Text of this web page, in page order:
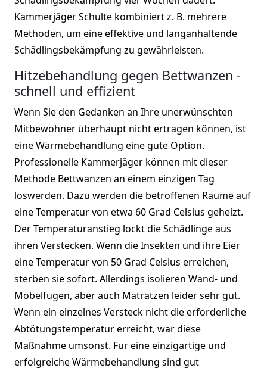
Kammerjäger Schulte kombiniert z. B. mehrere
Methoden, um eine effektive und langanhaltende
Schädlingsbekämpfung zu gewährleisten.
Hitzebehandlung gegen Bettwanzen -
schnell und effizient
Wenn Sie den Gedanken an Ihre unerwünschten
Mitbewohner überhaupt nicht ertragen können, ist
eine Wärmebehandlung eine gute Option.
Professionelle Kammerjäger können mit dieser
Methode Bettwanzen an einem einzigen Tag
loswerden. Dazu werden die betroffenen Räume auf
eine Temperatur von etwa 60 Grad Celsius geheizt.
Der Temperaturanstieg lockt die Schädlinge aus
ihren Verstecken. Wenn die Insekten und ihre Eier
eine Temperatur von 50 Grad Celsius erreichen,
sterben sie sofort. Allerdings isolieren Wand- und
Möbelfugen, aber auch Matratzen leider sehr gut.
Wenn ein einzelnes Versteck nicht die erforderliche
Abtötungstemperatur erreicht, war diese
Maßnahme umsonst. Für eine einzigartige und
erfolgreiche Wärmebehandlung sind gut